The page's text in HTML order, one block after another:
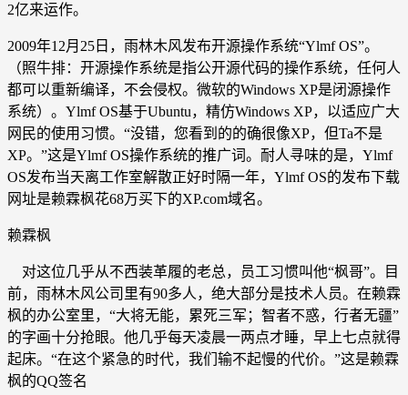
2亿来运作。
2009年12月25日，雨林木风发布开源操作系统“Ylmf OS”。
（照牛排：开源操作系统是指公开源代码的操作系统，任何人
都可以重新编译，不会侵权。微软的Windows XP是闭源操作
系统）。Ylmf OS基于Ubuntu，精仿Windows XP，以适应广大
网民的使用习惯。“没错，您看到的的确很像XP，但Ta不是
XP。”这是Ylmf OS操作系统的推广词。耐人寻味的是，Ylmf
OS发布当天离工作室解散正好时隔一年，Ylmf OS的发布下载
网址是赖霖枫花68万买下的XP.com域名。
赖霖枫
对这位几乎从不西装革履的老总，员工习惯叫他“枫哥”。目
前，雨林木风公司里有90多人，绝大部分是技术人员。在赖霖
枫的办公室里，“大将无能，累死三军；智者不惑，行者无疆”
的字画十分抢眼。他几乎每天凌晨一两点才睡，早上七点就得
起床。“在这个紧急的时代，我们输不起慢的代价。”这是赖霖
枫的QQ签名